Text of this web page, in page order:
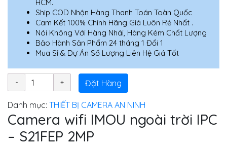
HCM.
Ship COD Nhận Hàng Thanh Toán Toàn Quốc
Cam Kết 100% Chính Hãng Giá Luôn Rẻ Nhất .
Nói Không Với Hàng Nhái, Hàng Kém Chất Lượng
Bảo Hành Sản Phẩm 24 tháng 1 Đổi 1
Mua Sỉ & Dự Án Số Lượng Liên Hệ Giá Tốt
Đặt Hàng
Danh mục: THIẾT BỊ CAMERA AN NINH
Camera wifi IMOU ngoài trời IPC
– S21FEP 2MP